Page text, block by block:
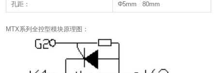
孔距： Φ5mm 80mm
MTX系列全控型模块原理图：